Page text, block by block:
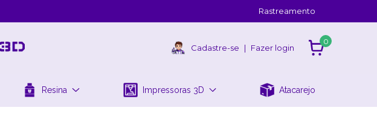
Rastreamento
Cadastre-se | Fazer login
0
Resina Impressoras 3D Atacarejo